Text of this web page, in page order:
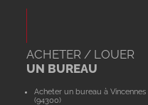
ACHETER / LOUER
UN BUREAU
Acheter un bureau à Vincennes
(94300)